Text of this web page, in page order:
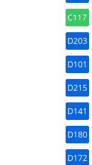
C117
D203
D101
D215
D141
D180
D172